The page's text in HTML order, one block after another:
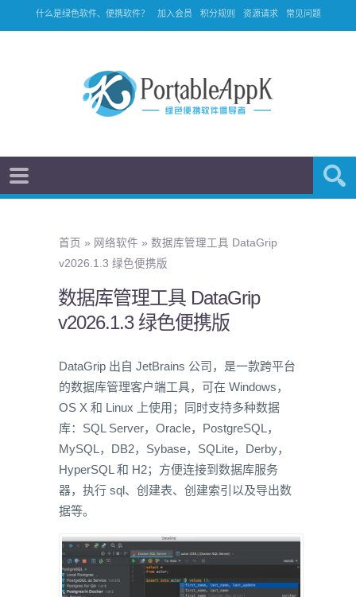
什么是绿色软件、便携软件？ 加入会员 积分规则 资源请求 常见问题
首页 » 网络软件 » 数据库管理工具 DataGrip
v2026.1.3 绿色便携版
数据库管理工具 DataGrip
v2026.1.3 绿色便携版
DataGrip 出自 JetBrains 公司，是一款跨平台
的数据库管理客户端工具，可在 Windows，
OS X 和 Linux 上使用；同时支持多种数据
库：SQL Server，Oracle，PostgreSQL，
MySQL，DB2，Sybase，SQLite，Derby，
HyperSQL 和 H2；方便连接到数据库服务
器，执行 sql、创建表、创建索引以及导出数
据等。